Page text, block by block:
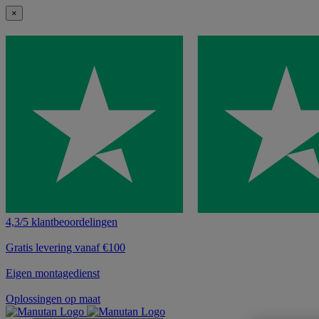
×
4,3/5 klantbeoordelingen
Gratis levering vanaf €100
Eigen montagedienst
Oplossingen op maat